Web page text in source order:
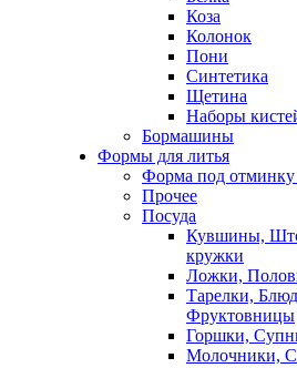
Коза
Колонок
Пони
Синтетика
Щетина
Наборы
Бормашины
Формы для литья
Форма под отминку
Прочее
Посуда
Кувшины,
кружки
Ложки,
Тарелки,
Фруктовницы
Горшки,
Молочники,